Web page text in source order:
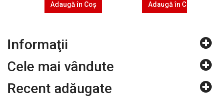
Adaugă în Coş Adaugă în Coş
Informaţii
Cele mai vândute
Recent adăugate